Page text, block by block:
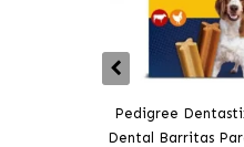
Pedigree
Dental Barritas